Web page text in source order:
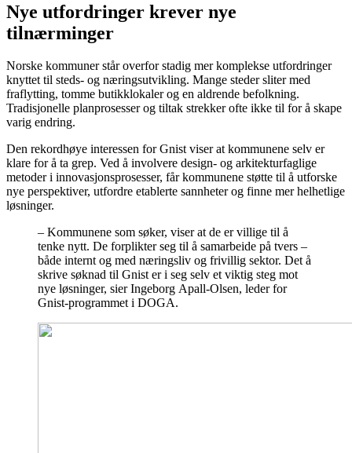
Nye utfordringer krever nye
tilnærminger
Norske kommuner står overfor stadig mer komplekse utfordringer
knyttet til steds- og næringsutvikling. Mange steder sliter med
fraflytting, tomme butikklokaler og en aldrende befolkning.
Tradisjonelle planprosesser og tiltak strekker ofte ikke til for å skape
varig endring.
Den rekordhøye interessen for Gnist viser at kommunene selv er
klare for å ta grep. Ved å involvere design- og arkitekturfaglige
metoder i innovasjonsprosesser, får kommunene støtte til å utforske
nye perspektiver, utfordre etablerte sannheter og finne mer helhetlige
løsninger.
– Kommunene som søker, viser at de er villige til å
tenke nytt. De forplikter seg til å samarbeide på tvers –
både internt og med næringsliv og frivillig sektor. Det å
skrive søknad til Gnist er i seg selv et viktig steg mot
nye løsninger, sier Ingeborg Apall-Olsen, leder for
Gnist-programmet i DOGA.